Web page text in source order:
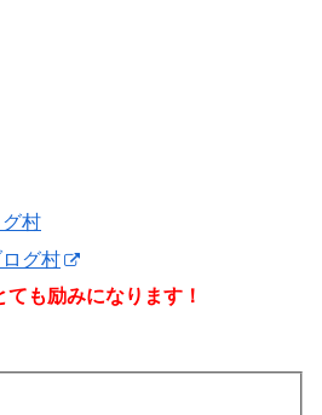
村
グ村
も励みになります！